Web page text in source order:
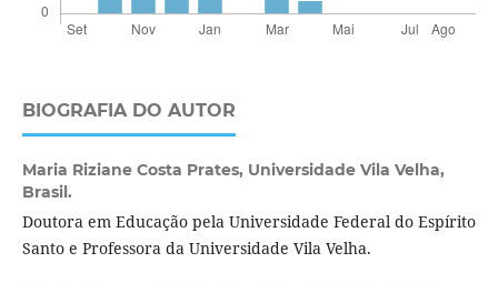
BIOGRAFIA DO AUTOR
Maria Riziane Costa Prates, Universidade Vila Velha,
Brasil.
Doutora em Educação pela Universidade Federal do Espírito
Santo e Professora da Universidade Vila Velha.